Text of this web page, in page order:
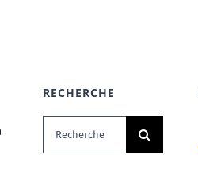
RECHERCHE
Rechercher: